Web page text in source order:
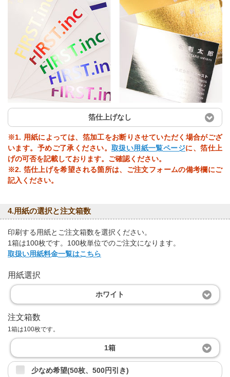
箔仕上げなし
※1. 用紙によっては、箔加工をお断りさせていただく場合がござ
います。予めご了承ください。 取扱い用紙一覧ページに、箔仕上
げの可否を記載しております。ご確認ください。
※2. 箔仕上げを希望される箇所は、ご注文フォームの備考欄にご
記入ください。
4.用紙の選択と注文箱数
印刷する用紙とご注文箱数を選択ください。
1箱は100枚です。100枚単位でのご注文になります。
取扱い用紙料金一覧はこちら
用紙選択
ホワイト
注文箱数
1箱は100枚です。
1箱
少なめ希望(50枚、500円引き)